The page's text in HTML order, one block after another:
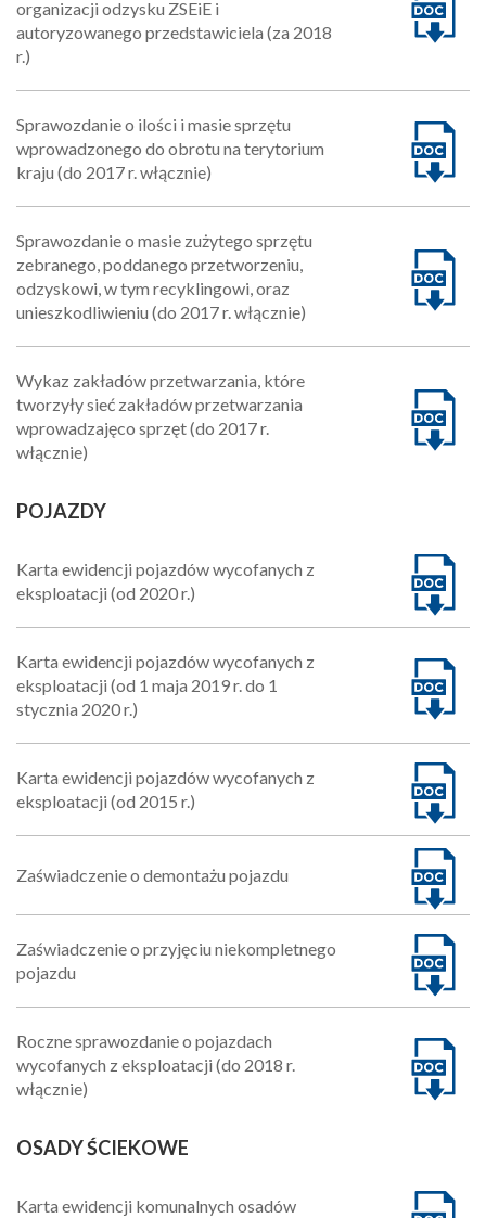
organizacji odzysku ZSEiE i
autoryzowanego przedstawiciela (za 2018
r.)
Sprawozdanie o ilości i masie sprzętu
wprowadzonego do obrotu na terytorium
kraju (do 2017 r. włącznie)
Sprawozdanie o masie zużytego sprzętu
zebranego, poddanego przetworzeniu,
odzyskowi, w tym recyklingowi, oraz
unieszkodliwieniu (do 2017 r. włącznie)
Wykaz zakładów przetwarzania, które
tworzyły sieć zakładów przetwarzania
wprowadzajęco sprzęt (do 2017 r.
włącznie)
POJAZDY
Karta ewidencji pojazdów wycofanych z
eksploatacji (od 2020 r.)
Karta ewidencji pojazdów wycofanych z
eksploatacji (od 1 maja 2019 r. do 1
stycznia 2020 r.)
Karta ewidencji pojazdów wycofanych z
eksploatacji (od 2015 r.)
Zaświadczenie o demontażu pojazdu
Zaświadczenie o przyjęciu niekompletnego
pojazdu
Roczne sprawozdanie o pojazdach
wycofanych z eksploatacji (do 2018 r.
włącznie)
OSADY ŚCIEKOWE
Karta ewidencji komunalnych osadów